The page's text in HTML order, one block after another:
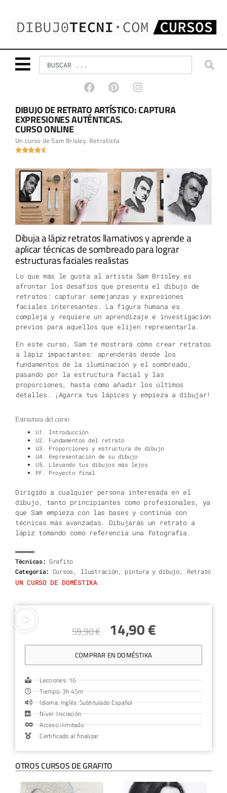
DIBUJO DE RETRATO ARTÍSTICO: CAPTURA
EXPRESIONES AUTÉNTICAS.
CURSO ONLINE
Un curso de Sam Brisley. Retratista

Dibuja a lápiz retratos llamativos y aprende a
aplicar técnicas de sombreado para lograr
estructuras faciales realistas
Lo que más le gusta al artista Sam Brisley es
afrontar los desafíos que presenta el dibujo de
retratos: capturar semejanzas y expresiones
faciales interesantes. La figura humana es
compleja y requiere un aprendizaje e investigación
previos para aquellos que elijen representarla.
En este curso, Sam te mostrará cómo crear retratos
a lápiz impactantes: aprenderás desde los
fundamentos de la iluminación y el sombreado,
pasando por la estructura facial y las
proporciones, hasta cómo añadir los últimos
detalles. ¡Agarra tus lápices y empieza a dibujar!
Estructura del curso
U1. Introducción
U2. Fundamentos del retrato
U3. Proporciones y estructura de dibujo
U4. Representación de su dibujo
U5. Llevando tus dibujos más lejos
PF. Proyecto final
Dirigido a cualquier persona interesada en el
dibujo, tanto principiantes como profesionales, ya
que Sam empieza con las bases y continúa con
técnicas más avanzadas. Dibujarás un retrato a
lápiz tomando como referencia una fotografía.
Técnicas: Grafito
Categoría: Cursos, Ilustración, pintura y dibujo, Retrato
UN CURSO DE DOMÉSTIKA
59,90€ 14,90€
COMPRAR EN DOMÉSTIKA
Lecciones: 16
Tiempo: 3h 45m
Idioma: Inglés. Subtitulado Español
Nivel: Iniciación
Acceso ilimitado
Certificado al finalizar
OTROS CURSOS DEGRAFITO